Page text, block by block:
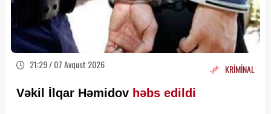
21:29 / 07 Avqust 2026 KRİMİNAL
Vəkil İlqar Həmidov həbs edildi